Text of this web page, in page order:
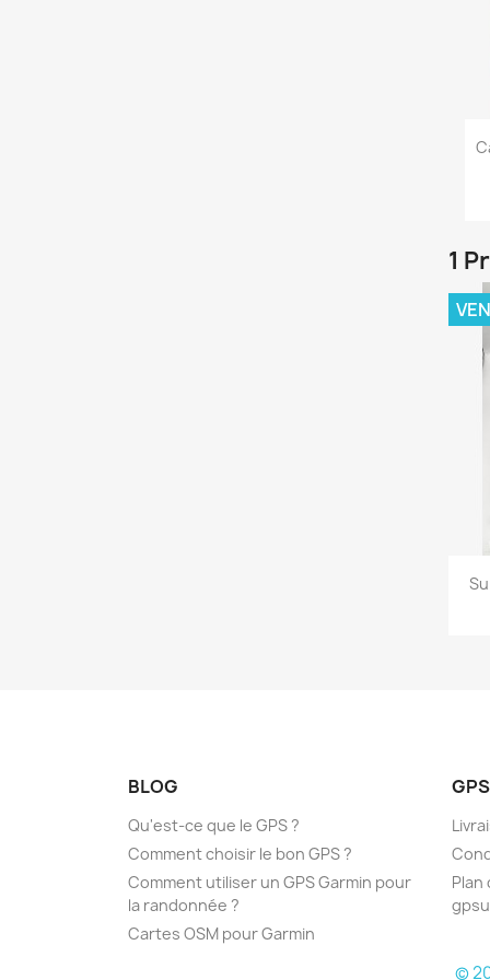
1
BLOG
Qu'est-ce que le GPS ?
Comment choisir le bon GPS ?
Comment utiliser un GPS Garmin pour
la randonnée ?
Cartes OSM pour Garmin
©